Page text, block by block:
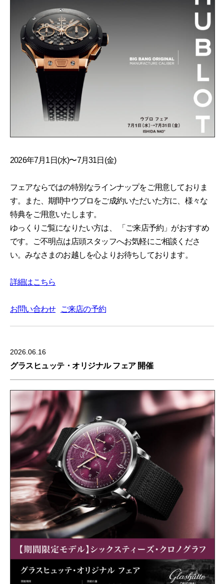
2026年7月1日(水)〜7月31日(金)
フェアならではの特別なラインナップをご用意しておりま
す。また、期間中ウブロをご成約いただいた方に、様々な
特典をご用意いたします。
ゆっくりご覧になりたい方は、 「ご来店予約」がおすすめ
です。ご不明点は店頭スタッフへお気軽にご相談くださ
い。みなさまのお越しを心よりお待ちしております。
詳細はこちら
お問い合わせ ご来店の予約
2026.06.16
グラスヒュッテ・オリジナル フェア 開催